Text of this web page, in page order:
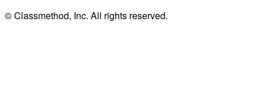
© Classmethod, Inc. All rights reserved.